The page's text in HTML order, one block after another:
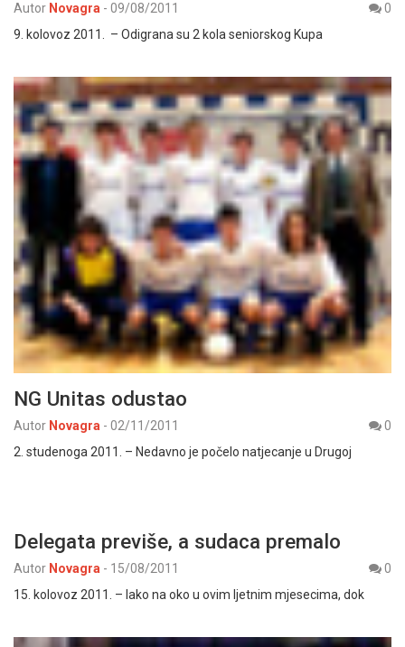
Autor Novagra - 09/08/2011
0
9. kolovoz 2011. – Odigrana su 2 kola seniorskog Kupa
NG Unitas odustao
Autor Novagra - 02/11/2011
0
2. studenoga 2011. – Nedavno je počelo natjecanje u Drugoj
Delegata previše, a sudaca premalo
Autor Novagra - 15/08/2011
0
15. kolovoz 2011. – Iako na oko u ovim ljetnim mjesecima, dok